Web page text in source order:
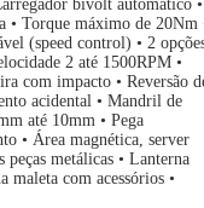
bivolt automático •
• Torque máximo de 20Nm
(speed control) • 2
2 até 1500RPM •
com impacto • Reversão
acidental • Mandril de
até 10mm • Pega
• Área magnética, server
metálicas • Lanterna
maleta com acessórios •